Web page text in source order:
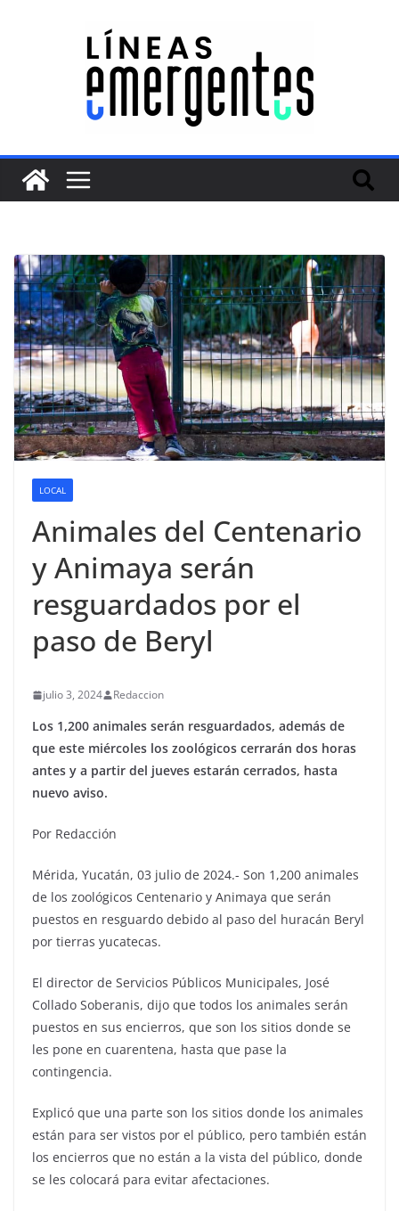
LOCAL
Animales del Centenario
y Animaya serán
resguardados por el
paso de Beryl
julio 3, 2024 Redaccion
Los 1,200 animales serán resguardados, además de
que este miércoles los zoológicos cerrarán dos horas
antes y a partir del jueves estarán cerrados, hasta
nuevo aviso.
Por Redacción
Mérida, Yucatán, 03 julio de 2024.- Son 1,200 animales
de los zoológicos Centenario y Animaya que serán
puestos en resguardo debido al paso del huracán Beryl
por tierras yucatecas.
El director de Servicios Públicos Municipales, José
Collado Soberanis, dijo que todos los animales serán
puestos en sus encierros, que son los sitios donde se
les pone en cuarentena, hasta que pase la
contingencia.
Explicó que una parte son los sitios donde los animales
están para ser vistos por el público, pero también están
los encierros que no están a la vista del público, donde
se les colocará para evitar afectaciones.